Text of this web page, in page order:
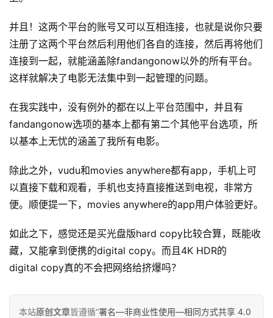
并且！这两个平台的账号又可以互相连接，也就是说你只要
注册了这两个平台然后利用他们各自的连接，然后再将他们
连接到一起，就能涵盖除fandangonow以外的所有平台。
这样就解决了电影无法集中到一起管理的问题。
在我实践中，没有例外的都在以上平台范围中，并且有
fandangonow选项的基本上都有第二个其他平台选项，所
以基本上无忧的涵盖了我所有电影。
除此之外，vudu和movies anywhere都有app，手机上可
以直接下载和观看，手机也支持直接推送到电视，非常方
便。顺便提一下，movies anywhere的app用户体验更好。
如此之下，感觉还是买光盘版hard copy比较合算，既能收
藏，又能拿到便携的digital copy。而且4K HDR的
digital copy真的不会把网络给挤爆吗？
本站原创文章皆遵循“署名—非商业性使用—相同方式共享 4.0